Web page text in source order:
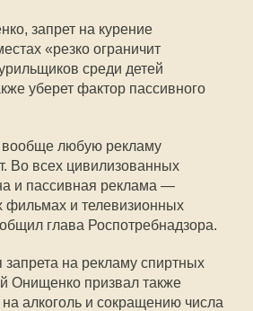
запрет на курение
«резко ограничит
среди детей
уберет фактор пассивного
любую рекламу
Во всех цивилизованных
и пассивная реклама —
фильмах и телевизионных
глава Роспотребнадзора.
на рекламу спиртных
Онищенко призвал также
алкоголь и сокращению числа